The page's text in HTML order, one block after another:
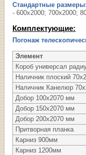
Стандартные размеры:
- 600х2000; 700х2000;
Комплектующие:
Погонаж
Элемент
Короб универсал
Наличник плоский
Наличник Канелюр
Добор 100х2070 мм
Добор 150х2070 мм
Добор 200х2070 мм
Притворная планка
Карниз 900мм
Карниз 1200мм